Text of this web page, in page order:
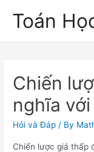
Toán
Chiến
nghĩa
Hỏi và Đáp / By
Chiến lược giá thấp